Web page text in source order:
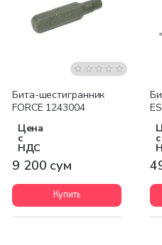
Бита-шестигранник
FORCE 1243004
Цена
с
НДС
9 200 сум
Купить
с